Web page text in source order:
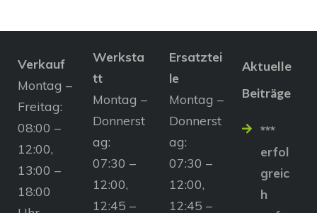
Verkauf
Montag –
Freitag:
08:00 –
12:00,
13:00 –
18:00
Werksta
tt
Montag –
Donnerst
ag:
07:30 –
12:00,
12:45 –
Ersatztei
le
Montag –
Donnerst
ag:
07:30 –
12:00,
12:45 –
Aktuelle
Beiträge
***
erfol
greic
h